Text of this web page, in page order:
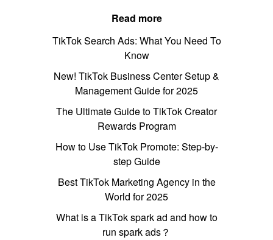
Read more
TikTok Search Ads: What You Need To
Know
New! TikTok Business Center Setup &
Management Guide for 2025
The Ultimate Guide to TikTok Creator
Rewards Program
How to Use TikTok Promote: Step-by-
step Guide
Best TikTok Marketing Agency in the
World for 2025
What is a TikTok spark ad and how to
run spark ads？